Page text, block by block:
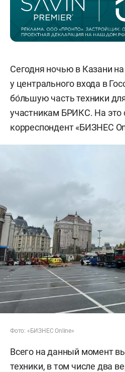
Сегодня ночью в Казани
у центрального входа в
бо́льшую часть техники
участникам БРИКС. На это
корреспондент «БИЗНЕС
Фото: «БИЗНЕС Online»
Всего на данный момент
техники, в том числе два